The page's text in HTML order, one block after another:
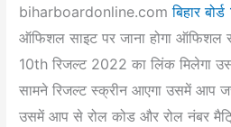
biharboardonline.comबिहार
ऑफिशल साइट पर जाना होगा ऑफिशल
10th रिजल्ट 2022 का लिंक मिलेगा
सामने रिजल्ट स्क्रीन आएगा उसमें आप
उसमें आप से रोल कोड और रोल नंबर